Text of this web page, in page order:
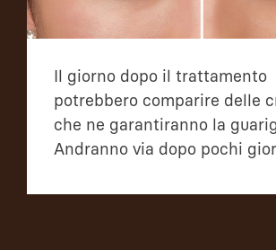
Il giorno dopo il trattamento
potrebbero comparire delle
che ne garantiranno la
Andranno via dopo pochi